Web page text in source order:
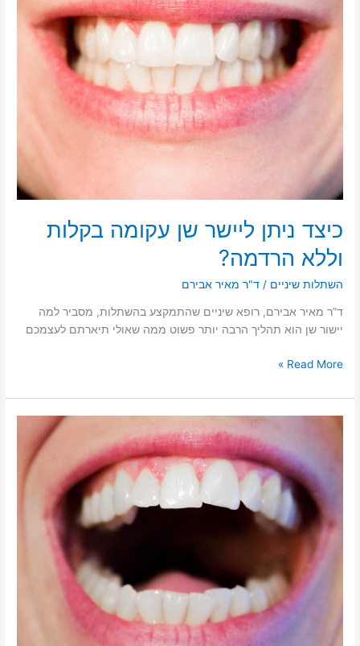
מורכבים
כיצד ניתן ליישר שן עקומה בקלות
וללא הרדמה?
השתלות שיניים/ ד"ר מאיר אבירם
ד”ר מאיר אבירם, רופא שיניים שהתמקצע בהשתלות, מסביר למה
יישור שן הוא תהליך הרבה יותר פשוט ממה שאולי תיארתם לעצמכם
כיצד
ליישר
שן
הרדמה?
Read More »